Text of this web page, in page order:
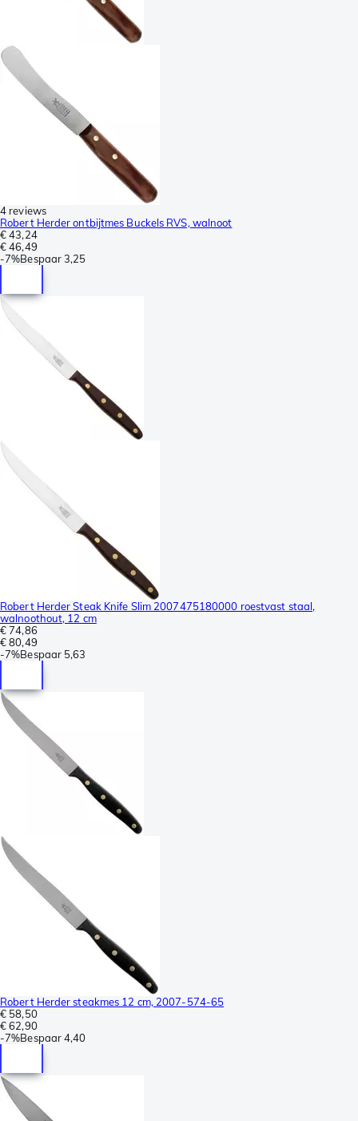
4 reviews
Robert Herder ontbijtmes Buckels RVS, walnoot
€ 43,24
€ 46,49
-7%Bespaar3,25
Robert Herder Steak Knife Slim 2007475180000 roestvast staal,
walnoothout, 12 cm
€ 74,86
€ 80,49
-7%Bespaar 5,63
Robert Herder steakmes 12 cm, 2007-574-65
€ 58,50
€ 62,90
-7%Bespaar4,40